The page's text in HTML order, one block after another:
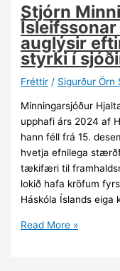
Stjórn
auglýsir
styrki í
Fréttir / Sigurður Örn
Minningarsjóður
upphafi árs 2024 af
hann féll frá 15.
hvetja efnilega
tækifæri til
lokið hafa kröfum
Háskóla Íslands eiga
Stjórn
Read More »